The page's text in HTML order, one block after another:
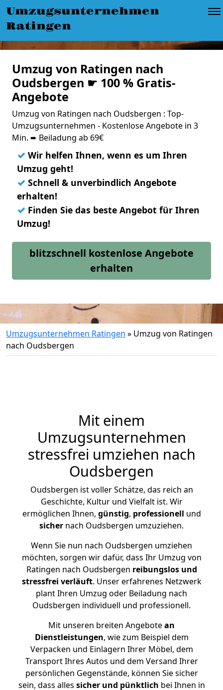
Umzugsunternehmen
Ratingen
Umzug von Ratingen nach
Oudsbergen ☛ 100 % Gratis-
Angebote
Umzug von Ratingen nach Oudsbergen : Top-
Umzugsunternehmen - Kostenlose Angebote in 3
Min. ➨ Beiladung ab 69€
✓ Wir helfen Ihnen, wenn es um Ihren
Umzug geht!
✓ Schnell & unverbindlich Angebote
erhalten!
✓ Finden Sie das beste Angebot für Ihren
Umzug!
blitzschnell kostenlose Angebote
erhalten
Umzugsunternehmen Ratingen » Umzug von Ratingen
nach Oudsbergen
Mit einem
Umzugsunternehmen
stressfrei umziehen nach
Oudsbergen
Oudsbergen ist voller Schätze, das reich an
Geschichte, Kultur und Vielfalt ist. Wir
ermöglichen Ihnen, günstig, professionell und
sicher nach Oudsbergen umzuziehen.
Wenn Sie nun nach Oudsbergen umziehen
möchten, sorgen wir dafür, dass Ihr Umzug von
Ratingen nach Oudsbergen reibungslos und
stressfrei verläuft. Unser erfahrenes Netzwerk
plant Ihren Umzug oder Beiladung nach
Oudsbergen individuell und professionell.
Mit unseren breiten Angebotean
Dienstleistungen, wie zum Beispiel dem
Verpacken und Einlagern Ihrer Möbel, dem
Transport Ihres Autos und dem Versand Ihrer
persönlichen Gegenstände, können Sie sicher
sein, dass alles sicher und pünktlich bei Ihnen in